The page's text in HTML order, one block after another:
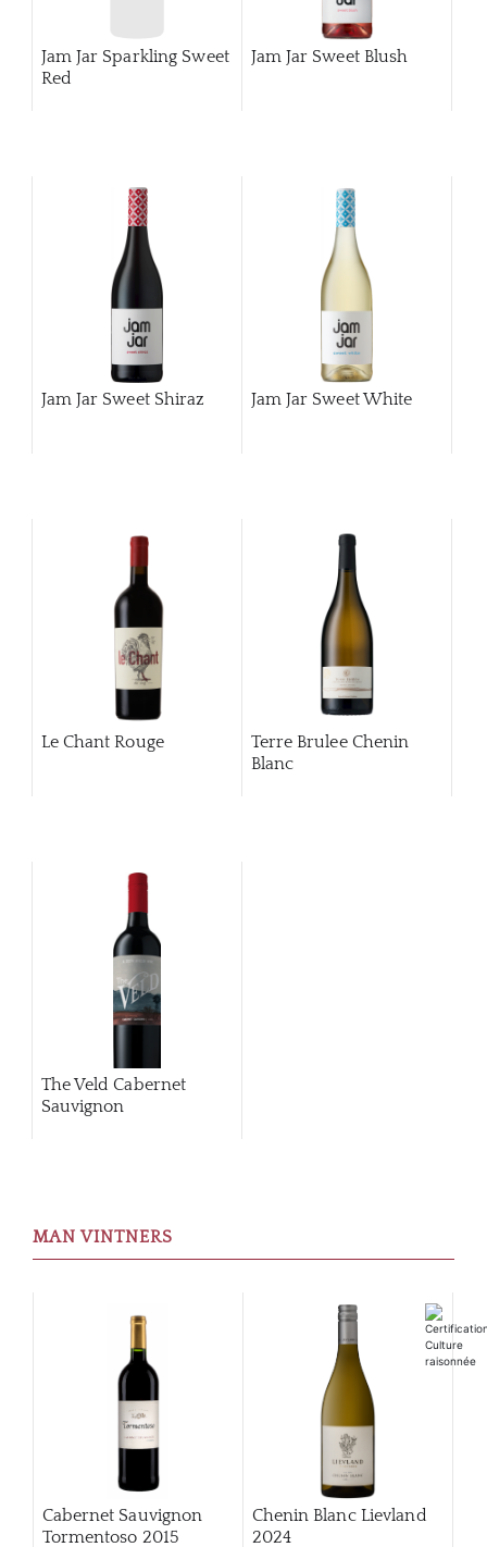
Jam Jar Sparkling Sweet
Red
Jam Jar Sweet Blush
Jam Jar Sweet Shiraz Jam Jar Sweet White
Le Chant Rouge
Terre Brulee Chenin
Blanc
The Veld Cabernet
Sauvignon
MAN VINTNERS
Cabernet Sauvignon
Tormentoso 2015
Chenin Blanc Lievland
2024